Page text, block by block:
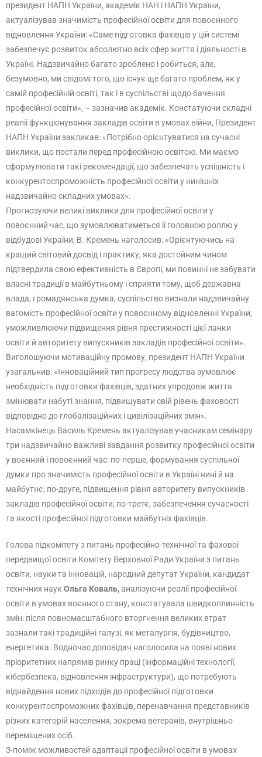
президент НАПН України, академік НАН і НАПН України,
актуалізував значимість професійної освіти для повоєнного
відновлення України: «Саме підготовка фахівців у цій системі
забезпечує розвиток абсолютно всіх сфер життя і діяльності в
Україні. Надзвичайно багато зроблено і робиться, але,
безумовно, ми свідомі того, що існує ще багато проблем, як у
самій професійній освіті, так і в суспільстві щодо бачення
професійної освіти», – зазначив академік. Констатуючи складні
реалії функціонування закладів освіти в умовах війни, Президент
НАПН України закликав: «Потрібно орієнтуватися на сучасні
виклики, що постали перед професійною освітою. Ми маємо
сформулювати такі рекомендації, що забезпечать успішність і
конкурентоспроможність професійної освіти у нинішніх
надзвичайно складних умовах».
Прогнозуючи великі виклики для професійної освіти у
повоєнний час, що зумовлюватиметься її головною роллю у
відбудові України, В. Кремень наголосив: «Орієнтуючись на
кращий світовий досвід і практику, яка достойним чином
підтвердила свою ефективність в Європі, ми повинні не забувати
власні традиції в майбутньому і сприяти тому, щоб державна
влада, громадянська думка, суспільство визнали надзвичайну
вагомість професійної освіти у повоєнному відновленні України,
уможливлюючи підвищення рівня престижності цієї ланки
освіти й авторитету випускників закладів професійної освіти».
Виголошуючи мотиваційну промову, президент НАПН України
узагальнив: «Інноваційний тип прогресу людства зумовлює
необхідність підготовки фахівців, здатних упродовж життя
змінювати набуті знання, підвищувати свій рівень фаховості
відповідно до глобалізаційних і цивілізаційних змін».
Насамкінець Василь Кремень актуалізував учасникам семінару
три надзвичайно важливі завдання розвитку професійної освіти
у воєнний і повоєнний час: по-перше, формування суспільної
думки про значимість професійної освіти в Україні нині й на
майбутнє; по-друге, підвищення рівня авторитету випускників
закладів професійної освіти; по-третє, забезпечення сучасності
та якості професійної підготовки майбутніх фахівців.
Голова підкомітету з питань професійно-технічної та фахової
передвищої освіти Комітету Верховної Ради України з питань
освіти, науки та інновацій, народний депутат України, кандидат
технічних наук Ольга Коваль,аналізуючи реалії професійної
освіти в умовах воєнного стану, констатувала швидкоплинність
змін: після повномасштабного вторгнення великих втрат
зазнали такі традиційні галузі, як металургія, будівництво,
енергетика. Водночас доповідач наголосила на появі нових
пріоритетних напрямів ринку праці (інформаційні технології,
кібербезпека, відновлення інфраструктури), що потребують
віднайдення нових підходів до професійної підготовки
конкурентоспроможних фахівців, перенавчання представників
різних категорій населення, зокрема ветеранів, внутрішньо
переміщених осіб.
З-поміж можливостей адаптації професійної освіти в умовах